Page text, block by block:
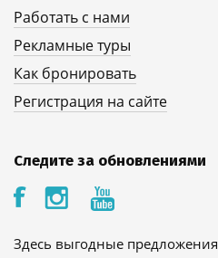
Работать с нами
Рекламные туры
Как бронировать
Регистрация на сайте
Следите за обновлениями
Здесь выгодные предложения